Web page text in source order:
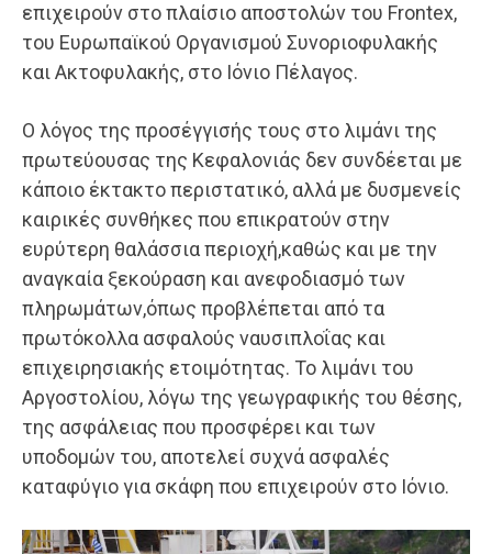
επιχειρούν στο πλαίσιο αποστολών του Frontex,
του Ευρωπαϊκού Οργανισμού Συνοριοφυλακής
και Ακτοφυλακής, στο Ιόνιο Πέλαγος.
Ο λόγος της προσέγγισής τους στο λιμάνι της
πρωτεύουσας της Κεφαλονιάς δεν συνδέεται με
κάποιο έκτακτο περιστατικό, αλλά με δυσμενείς
καιρικές συνθήκες που επικρατούν στην
ευρύτερη θαλάσσια περιοχή,καθώς και με την
αναγκαία ξεκούραση και ανεφοδιασμό των
πληρωμάτων,όπως προβλέπεται από τα
πρωτόκολλα ασφαλούς ναυσιπλοΐας και
επιχειρησιακής ετοιμότητας. Το λιμάνι του
Αργοστολίου, λόγω της γεωγραφικής του θέσης,
της ασφάλειας που προσφέρει και των
υποδομών του, αποτελεί συχνά ασφαλές
καταφύγιο για σκάφη που επιχειρούν στο Ιόνιο.